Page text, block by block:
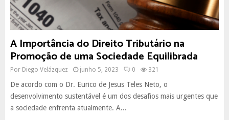
A Importância do Direito Tributário na
Promoção de uma Sociedade Equilibrada
Por Diego Velázquez junho 5, 2023 0 321
De acordo com o Dr. Eurico de Jesus Teles Neto, o
desenvolvimento sustentável é um dos desafios mais urgentes que
a sociedade enfrenta atualmente. A...